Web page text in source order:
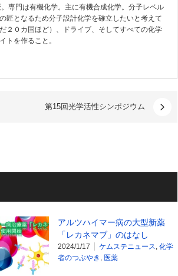
専門は有機化学。主に有機合成化学。分子レベル
匠となるため分子設計化学を確立したいと考えて
２０カ国ほど）、ドライブ、そしてすべての化学
トを作ること。
第15回光学活性シンポジウム
アルツハイマー病の大型新薬
「レカネマブ」のはなし
2024/1/17 ケムステニュース, 化学
者のつぶやき , 医薬